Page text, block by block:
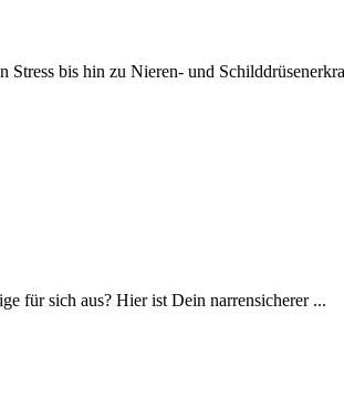
bis hin zu Nieren- und
für sich aus? Hier ist Dein narrensicherer ...